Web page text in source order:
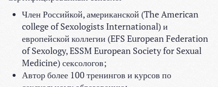
Член Российкой, американской (The American
college of Sexologists International) и
европейской коллегии (EFS European Federation
of Sexology, ESSM European Society for Sexual
Medicine) сексологов;
Автор более 100 тренингов и курсов по